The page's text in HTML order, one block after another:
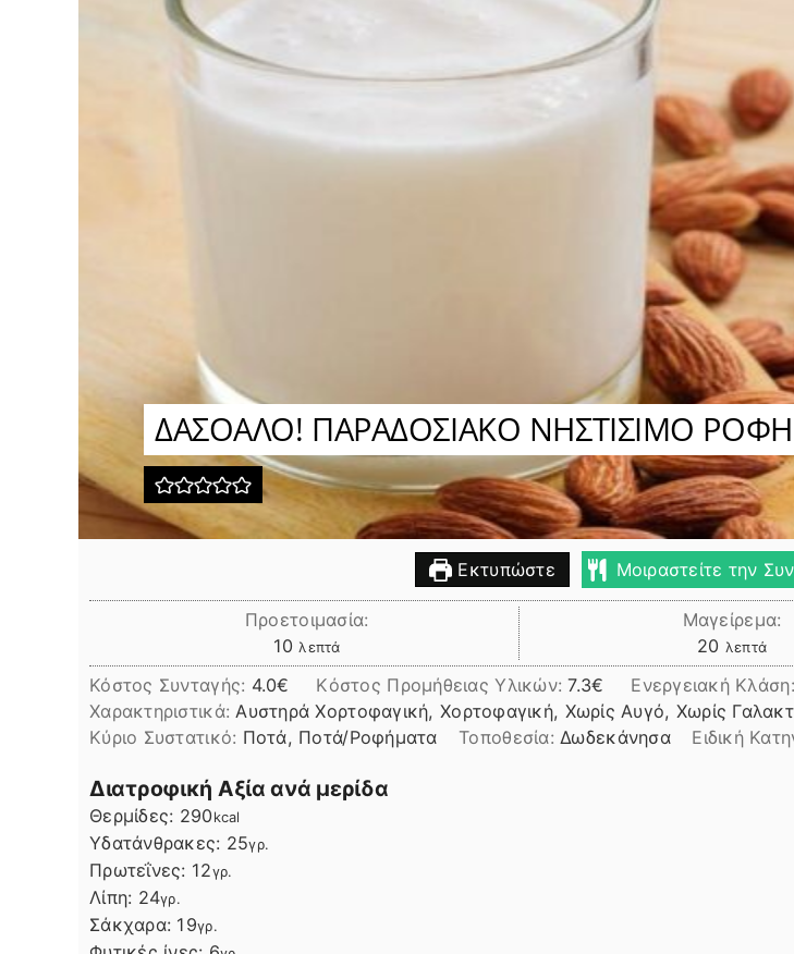
ΔΑΣΟΑΛΟ! ΠΑΡΑΔΟΣΙΑΚΟ ΝΗΣΤΙΣΙΜΟ
Εκτυπώστε Μοιραστείτε την
Προετοιμασία:
10 λεπτά
λεπτά
Μαγείρεμα:
20 λεπτά
λεπτά
Κόστος Συνταγής: 4.0€ Kόστος Προμήθειας Υλικών:7.3 Ενεργειακή Κλάση:
Χαρακτηριστικά: Αυστηρά Χορτοφαγική, Χορτοφαγική, Χωρίς Αυγό, Χωρίς
Kύριο Συστατικό: Ποτά, Ποτά/Ροφήματα Τοποθεσία: Δωδεκάνησα Ειδική
Διατροφική Αξία ανά μερίδα
Θερμίδες: 290kcal
Υδατάνθρακες: 25γρ.
Πρωτεΐνες: 12γρ.
Λίπη
Λίπη: 24γρ.
Σάκχαρα: 19γρ.